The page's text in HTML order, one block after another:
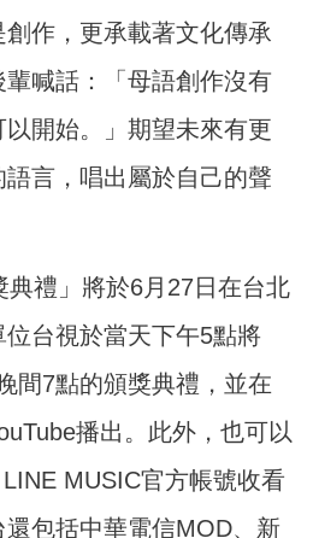
作，更承載著文化傳承
喊話：「母語創作沒有
開始。」期望未來有更
言，唱出屬於自己的聲
典禮」將於6月27日在台北
台視於當天下午5點將
間7點的頒獎典禮，並在
播出。此外，也可以
MUSIC官方帳號收看
包括中華電信MOD、新